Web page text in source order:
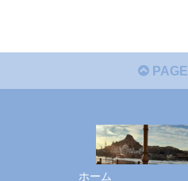
ホーム